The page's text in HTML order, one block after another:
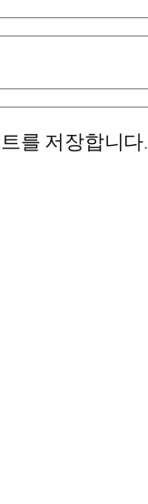
를 저장합니다.